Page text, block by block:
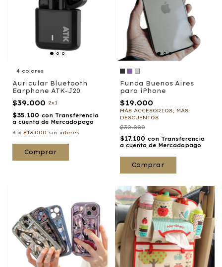
4 colores
Auricular Bluetooth
Earphone ATK-J20
$39.000 2x1
$35.100 con Transferencia
a cuenta de Mercadopago
3 x $13.000 sin interés
Comprar
Funda Buenos Aires
para iPhone
$19.000
MÁS ACCESORIOS, MÁS
DESCUENTOS
$30.000
$17.100 con Transferencia
a cuenta de Mercadopago
Comprar